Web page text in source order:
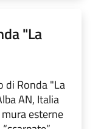
"La
di Ronda "La
AN, Italia
esterne